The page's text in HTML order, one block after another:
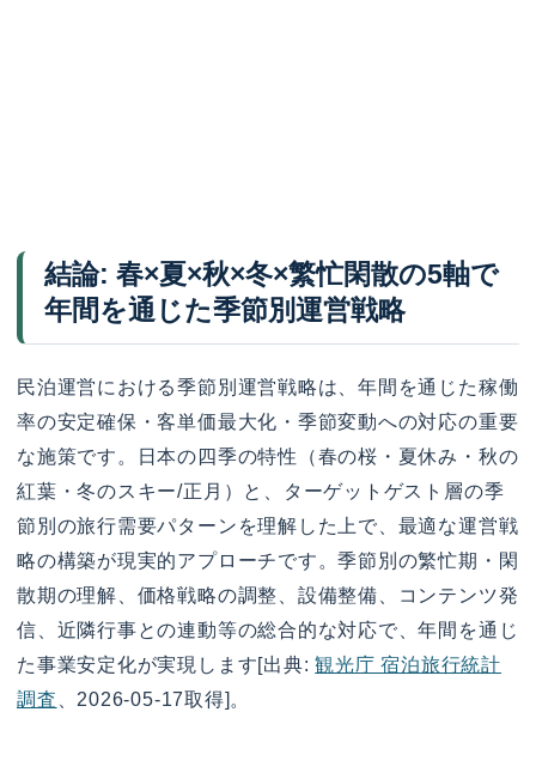
結論: 春×夏×秋×冬×繁忙閑散の5軸で
年間を通じた季節別運営戦略
民泊運営における季節別運営戦略は、年間を通じた稼働
率の安定確保・客単価最大化・季節変動への対応の重要
な施策です。日本の四季の特性（春の桜・夏休み・秋の
紅葉・冬のスキー/正月）と、ターゲットゲスト層の季
節別の旅行需要パターンを理解した上で、最適な運営戦
略の構築が現実的アプローチです。季節別の繁忙期・閑
散期の理解、価格戦略の調整、設備整備、コンテンツ発
信、近隣行事との連動等の総合的な対応で、年間を通じ
た事業安定化が実現します[出典:観光庁 宿泊旅行統計
調査 、2026-05-17取得]。